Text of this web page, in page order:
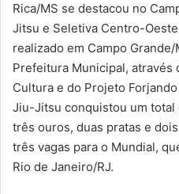
Rica/MS se destacou no
Jitsu e Seletiva Centro-
realizado em Campo
Prefeitura Municipal, através
Cultura e do Projeto
Jiu-Jitsu conquistou um total
três ouros, duas pratas e
três vagas para o Mundial,
Rio de Janeiro/RJ.